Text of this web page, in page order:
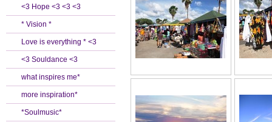
<3 Hope <3 <3 <3
* Vision *
Love is everything * <3
<3 Souldance <3
what inspires me*
more inspiration*
*Soulmusic*